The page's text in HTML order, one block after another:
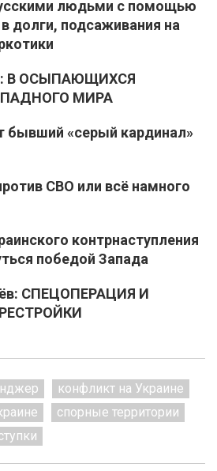
людьми с помощью
в долги, подсаживания на
В ОСЫПАЮЩИХСЯ
МИРА
бывший «серый кардинал»
СВО или всё намного
контрнаступления
победой Запада
СПЕЦОПЕРАЦИЯ И
конфликт на Украине
спорные территории